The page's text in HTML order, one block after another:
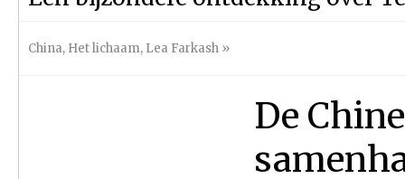
China, Het lichaam, Lea Farkash »
De